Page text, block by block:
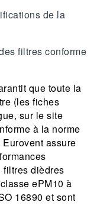
de la
filtres conforme
que toute la
(les fiches
sur le site
à la norme
assure
filtres dièdres
ePM10 à
16890 et sont